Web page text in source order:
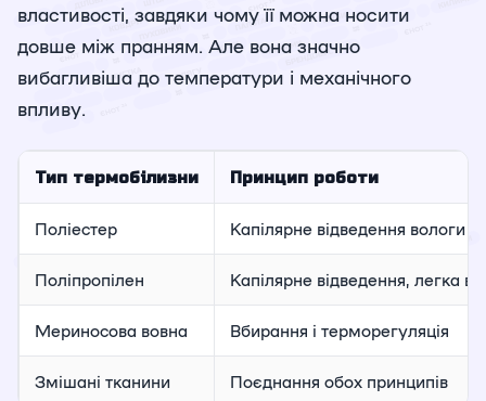
властивості, завдяки чому її можна носити
довше між пранням. Але вона значно
вибагливіша до температури і механічного
впливу.
Тип термобілизни Принцип роботи
Поліестер Капілярне відведення вологи
Поліпропілен Капілярне відведення, легка
Мериносова вовна Вбирання і терморегуляція
Змішані тканини Поєднання обох принципів